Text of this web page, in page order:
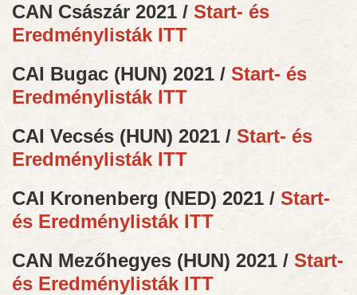
CAN Császár 2021 / Start- és
Eredménylisták ITT
CAI Bugac (HUN) 2021 / Start- és
Eredménylisták ITT
CAI Vecsés (HUN) 2021 / Start- és
Eredménylisták ITT
CAI Kronenberg (NED) 2021 / Start-
és Eredménylisták ITT
CAN Mezőhegyes (HUN) 2021 / Start-
és Eredménylisták ITT